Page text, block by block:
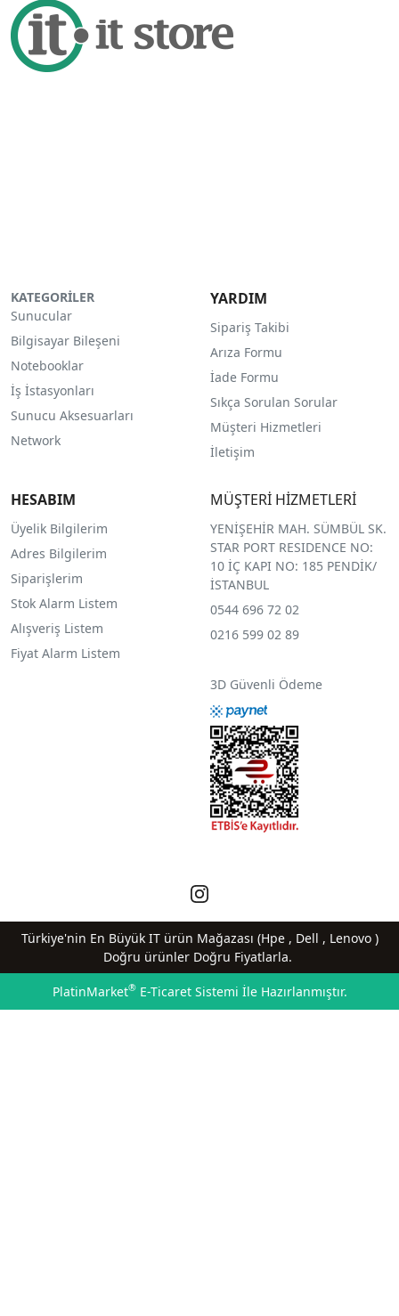
KATEGORİLER
Sunucular
Bilgisayar Bileşeni
Notebooklar
İş İstasyonları
Sunucu Aksesuarları
Network
YARDIM
Sipariş Takibi
Arıza Formu
İade Formu
Sıkça Sorulan Sorular
Müşteri Hizmetleri
İletişim
HESABIM
Üyelik Bilgilerim
Adres Bilgilerim
Siparişlerim
Stok Alarm Listem
Alışveriş Listem
Fiyat Alarm Listem
MÜŞTERİ HİZMETLERİ
YENİŞEHİR MAH. SÜMBÜL SK.
STAR PORT RESIDENCE NO:
10 İÇ KAPI NO: 185 PENDİK/
İSTANBUL
0544 696 72 02
0216 599 02 89
3D Güvenli Ödeme
Türkiye'nin En Büyük IT ürün Mağazası (Hpe , Dell , Lenovo )
Doğru ürünler Doğru Fiyatlarla.
PlatinMarket®E-Ticaret Sistemi İle Hazırlanmıştır.